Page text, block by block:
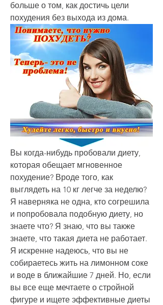
больше о том, как достичь цели
похудения без выхода из дома.
Вы когда-нибудь пробовали диету,
которая обещает мгновенное
похудение? Вроде того, как
выглядеть на 10 кг легче за неделю?
Я наверняка не одна, кто согрешила
и попробовала подобную диету, но
знаете что? Я знаю, что вы также
знаете, что такая диета не работает.
Я искренне надеюсь, что вы не
собираетесь жить на лимонном соке
и воде в ближайшие 7 дней. Но, если
вы все еще мечтаете о стройной
фигуре и ищете эффективные диеты